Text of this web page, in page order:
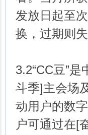
发放日起至
换，过期则失
3.2“CC豆”
斗季]主会场
动用户的数
户可通过在[